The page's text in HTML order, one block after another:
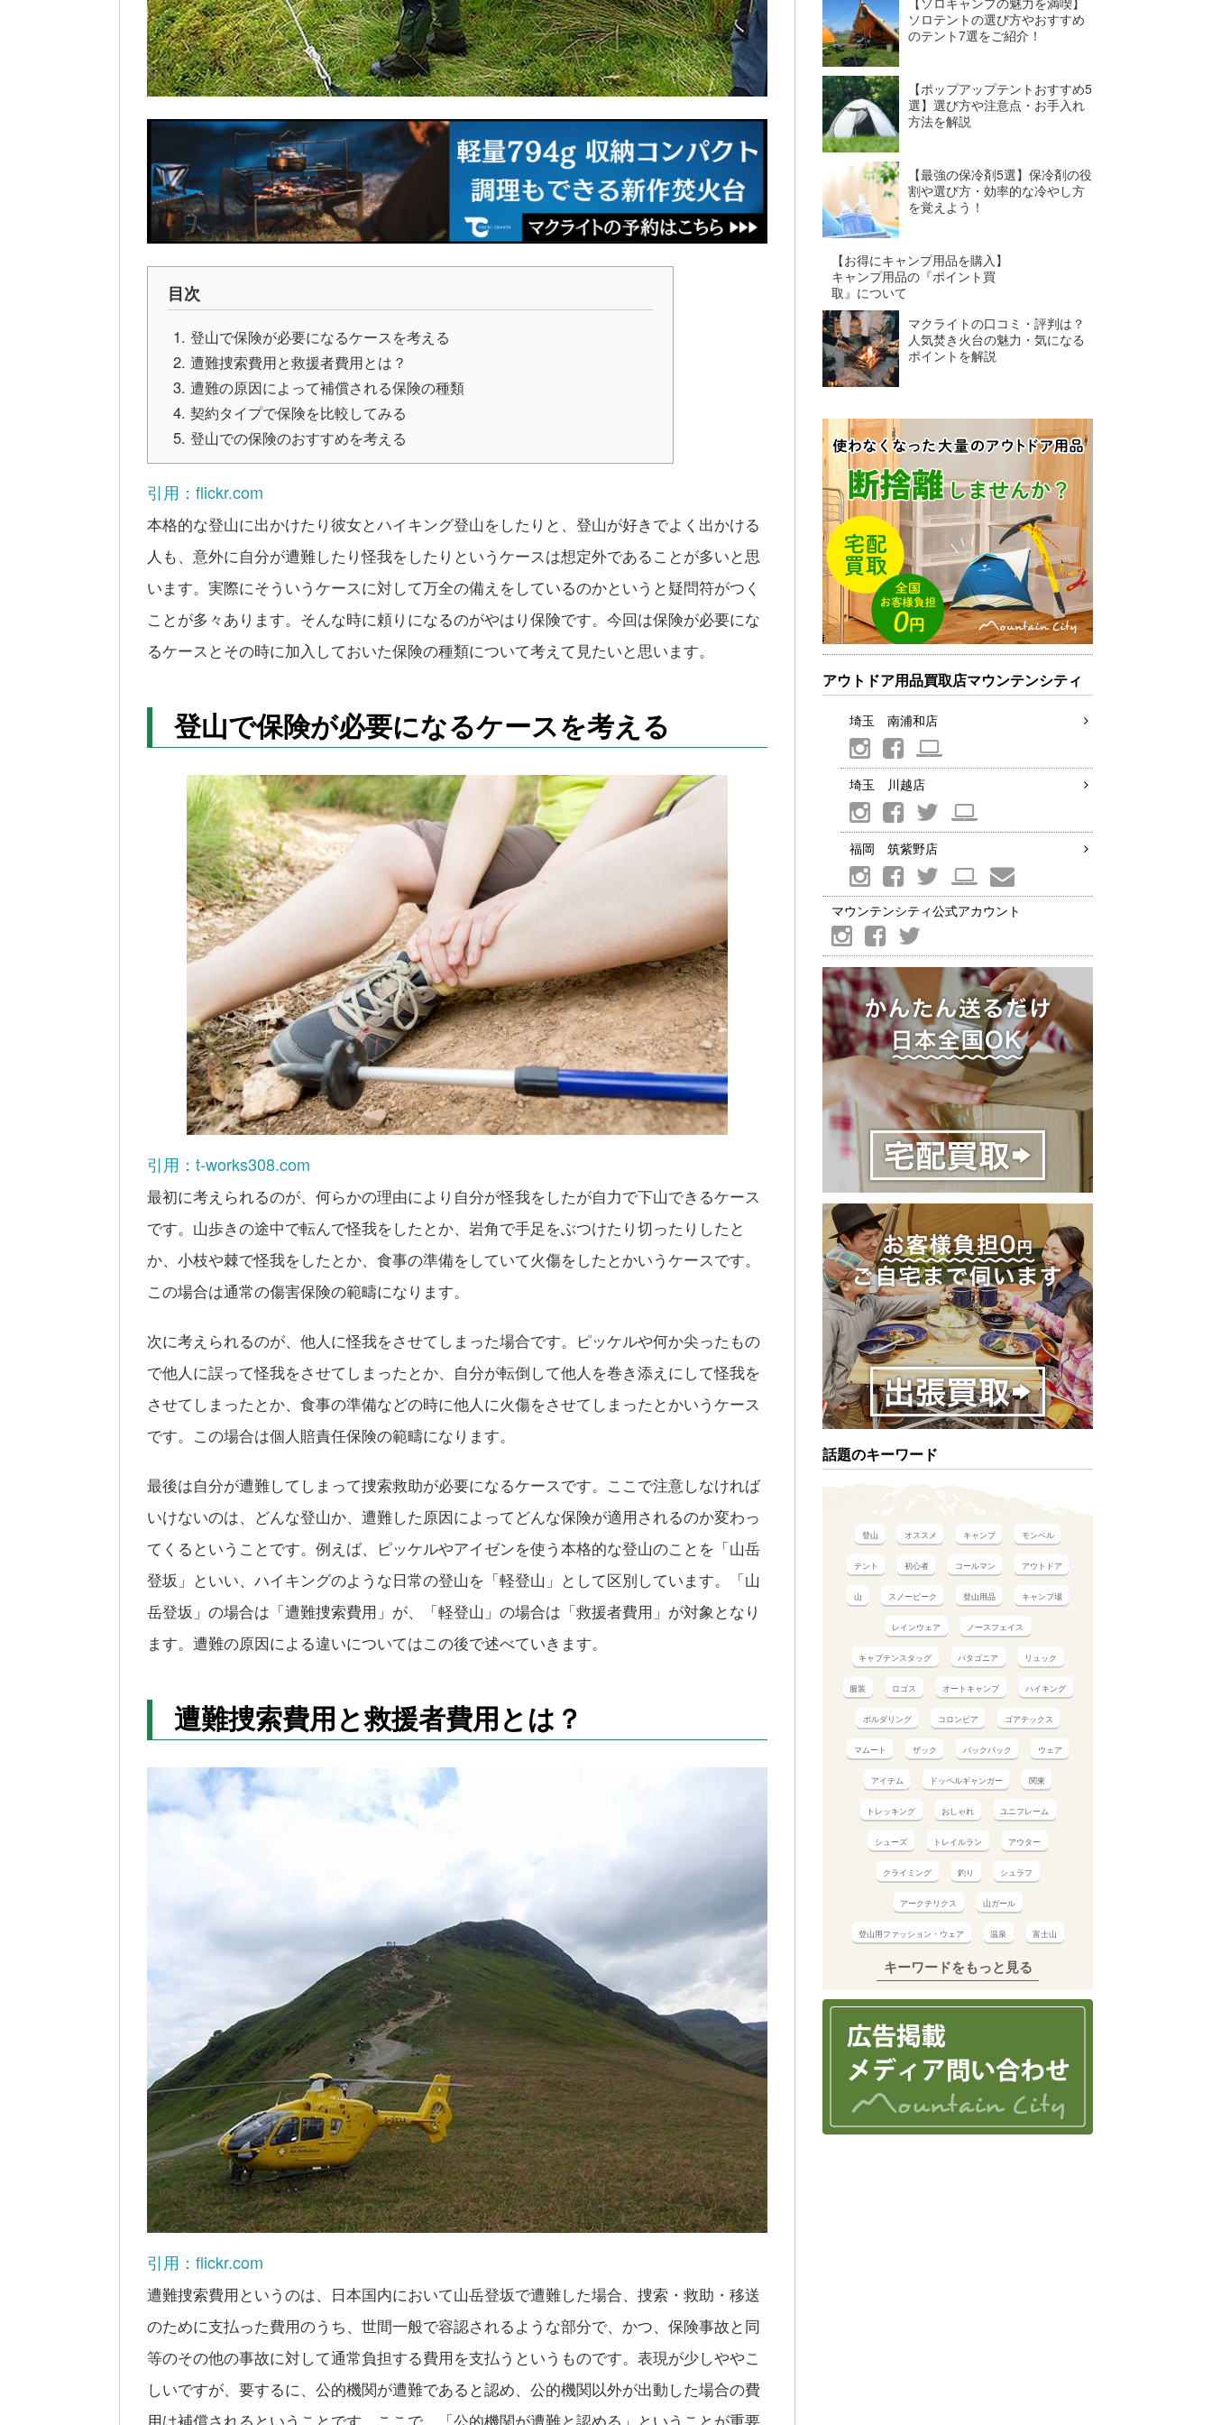
目次
登山で保険が必要になるケースを考える
遭難捜索費用と救援者費用とは？
遭難の原因によって補償される保険の種類
契約タイプで保険を比較してみる
登山での保険のおすすめを考える
引用：flickr.com
本格的な登山に出かけたり彼女とハイキング登山をしたりと、登山が好きでよく出かける
人も、意外に自分が遭難したり怪我をしたりというケースは想定外であることが多いと思
います。実際にそういうケースに対して万全の備えをしているのかというと疑問符がつく
ことが多々あります。そんな時に頼りになるのがやはり保険です。今回は保険が必要にな
るケースとその時に加入しておいた保険の種類について考えて見たいと思います。
登山で保険が必要になるケースを考える
引用：t-works308.com
最初に考えられるのが、何らかの理由により自分が怪我をしたが自力で下山できるケース
です。山歩きの途中で転んで怪我をしたとか、岩角で手足をぶつけたり切ったりしたと
か、小枝や棘で怪我をしたとか、食事の準備をしていて火傷をしたとかいうケースです。
この場合は通常の傷害保険の範疇になります。
次に考えられるのが、他人に怪我をさせてしまった場合です。ピッケルや何か尖ったもの
で他人に誤って怪我をさせてしまったとか、自分が転倒して他人を巻き添えにして怪我を
させてしまったとか、食事の準備などの時に他人に火傷をさせてしまったとかいうケース
です。この場合は個人賠責任保険の範疇になります。
最後は自分が遭難してしまって捜索救助が必要になるケースです。ここで注意しなければ
いけないのは、どんな登山か、遭難した原因によってどんな保険が適用されるのか変わっ
てくるということです。例えば、ピッケルやアイゼンを使う本格的な登山のことを「山岳
登坂」といい、ハイキングのような日常の登山を「軽登山」として区別しています。「山
岳登坂」の場合は「遭難捜索費用」が、「軽登山」の場合は「救援者費用」が対象となり
ます。遭難の原因による違いについてはこの後で述べていきます。
遭難捜索費用と救援者費用とは？
引用：flickr.com
遭難捜索費用というのは、日本国内において山岳登坂で遭難した場合、捜索・救助・移送
のために支払った費用のうち、世間一般で容認されるような部分で、かつ、保険事故と同
等のその他の事故に対して通常負担する費用を支払うというものです。表現が少しややこ
しいですが、要するに、公的機関が遭難であると認め、公的機関以外が出動した場合の費
用は補償されるということです。ここで、「公的機関が遭難と認める」ということが重要
ソロテントの選び方やおすすめ
のテント7選をご紹介！
【ポップアップテントおすすめ5
選】選び方や注意点・お手入れ
方法を解説
【最強の保冷剤5選】保冷剤の役
割や選び方・効率的な冷やし方
を覚えよう！
【お得にキャンプ用品を購入】
キャンプ用品の『ポイント買
取』について
マクライトの口コミ・評判は？
人気焚き火台の魅力・気になる
ポイントを解説
アウトドア用品買取店マウンテンシティ
埼玉 南浦和店
埼玉 川越店
福岡 筑紫野店
マウンテンシティ公式アカウント
話題のキーワード
登山 オススメ キャンプ モンベル
テント 初心者 コールマン アウトドア
山 スノーピーク 登山用品 キャンプ場
レインウェア ノースフェイス
キャプテンスタッグ パタゴニア リュック
服装 ロゴス オートキャンプ ハイキング
ボルダリング コロンビア ゴアテックス
マムート ザック バックパック ウェア
アイテム ドッペルギャンガー 関東
トレッキング おしゃれ ユニフレーム
シューズ トレイルラン アウター
クライミング 釣り シュラフ
アークテリクス 山ガール
登山用ファッション・ウェア 温泉 富士山
キーワードをもっと見る